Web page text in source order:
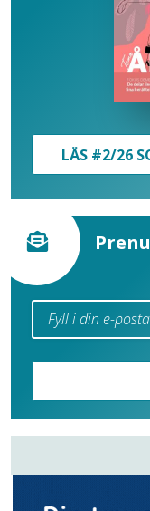
LÄS #2/26